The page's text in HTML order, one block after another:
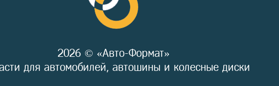
2026 © «Авто-Формат»
для автомобилей, автошины и колесные диски